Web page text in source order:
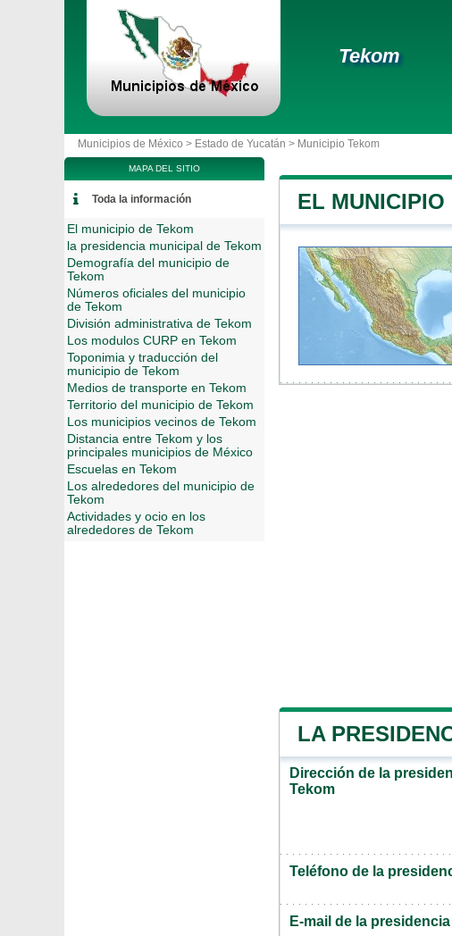
Tekom
Municipios de México > Estado de Yucatán > Municipio Tekom
EL MUNICIPIO
LA
Dirección de la
Tekom
Teléfono de la
E-mail de la
MAPA DEL SITIO
Toda la información
El municipio de Tekom
la presidencia municipal de Tekom
Demografía del municipio de
Tekom
Números oficiales del municipio
de Tekom
División administrativa de Tekom
Los modulos CURP en Tekom
Toponimia y traducción del
municipio de Tekom
Medios de transporte en Tekom
Territorio del municipio de Tekom
Los municipios vecinos de Tekom
Distancia entre Tekom y los
principales municipios de México
Escuelas en Tekom
Los alrededores del municipio de
Tekom
Actividades y ocio en los
alrededores de Tekom